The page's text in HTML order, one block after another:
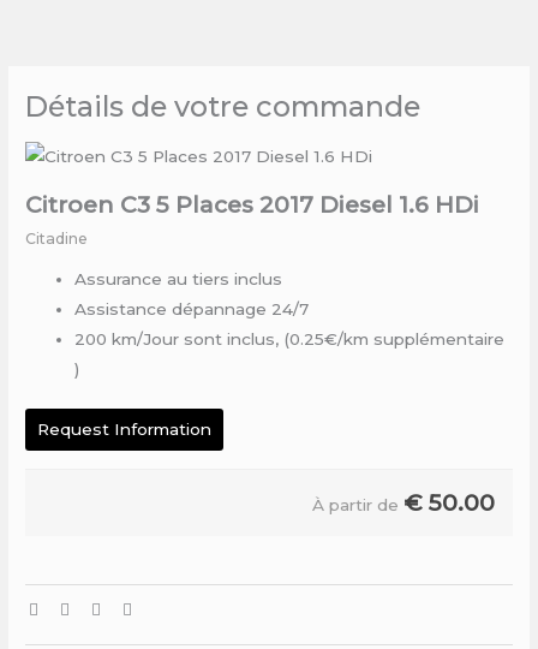
Détails de votre commande
Citroen C3 5 Places 2017 Diesel 1.6 HDi
Citadine
Assurance au tiers inclus
Assistance dépannage 24/7
200 km/Jour sont inclus, (0.25€/km supplémentaire
)
Request Information
À partir de € 50.00